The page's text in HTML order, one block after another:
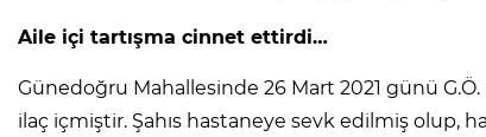
Aile içi tartışma cinnet ettirdi…
Günedoğru Mahallesinde 26 Mart 2021 günü G.Ö.
ilaç içmiştir. Şahıs hastaneye sevk edilmiş olup,